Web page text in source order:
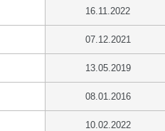
16.11.2022
07.12.2021
13.05.2019
08.01.2016
10.02.2022